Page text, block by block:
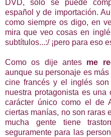
DVD, sólo se puede
español y de importación.
como siempre os digo, en
mira que veo cosas en
subtítulos...:/ ¡pero para eso
Como os dije antes me
aunque su personaje es
cine francés y el inglés
nuestra protagonista es
carácter único como el de
ciertas manías, no son raras
mucha gente tiene
seguramente para las